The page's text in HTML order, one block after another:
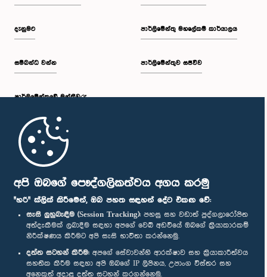
අපි ඔබගේ පෞද්ගලිකත්වය අගය කරමු
"හරි" ක්ලික් කිරීමෙන්, ඔබ පහත සඳහන් දේට එකඟ වේ:
සැසි ලුහුබැඳීම (Session Tracking): පහසු සහ වඩාත් පුද්ගලාරෝපිත
අත්දැකීමක් ලබාදීම සඳහා අපගේ වෙබ් අඩවියේ ඔබගේ ක්‍රියාකාරකම්
නිරීක්ෂණය කිරීමට අපි සැසි භාවිතා කරන්නෙමු.
දත්ත සටහන් කිරීම: අපගේ සේවාවන්හි ආරක්ෂාව සහ ක්‍රියාකාරීත්වය
සහතික කිරීම සඳහා අපි ඔබගේ IP ලිපිනය, උපාංග විස්තර සහ
අනෙකුත් අදාළ දත්ත සටහන් කරගන්නෙමු.
දැනුමට
සම්බන්ධ වන්න
පාර්ලි‌මේන්තුවේ මන්ත්‍රීවරු
මුල් පිටුව
පාර්ලිමේන්තු මහලේකම් කාර්යාලය
පාර්ලිමේන්තුව සජීවීව
පාර්ලිමේන්තු ජංගම යෙදුම
අප හා සම්බන්ධ වී සිටින්න :